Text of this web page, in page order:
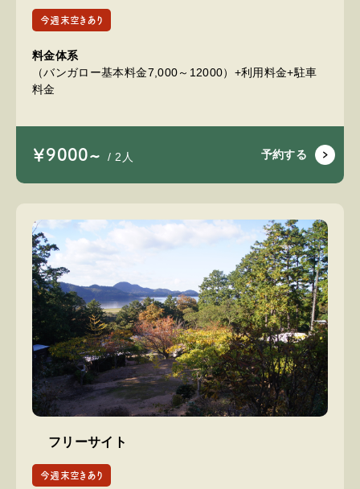
今週末空きあり
料金体系
（バンガロー基本料金7,000～12000）+利用料金+駐車
料金
￥9000~ / 2人 予約する
フリーサイト
今週末空きあり